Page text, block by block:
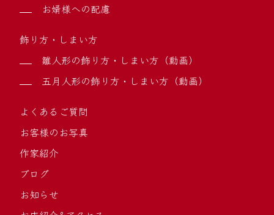
お婿様への配慮
飾り方・しまい方
雛人形の飾り方・しまい方（動画）
五月人形の飾り方・しまい方（動画）
よくあるご質問
お客様のお写真
作家紹介
ブログ
お知らせ